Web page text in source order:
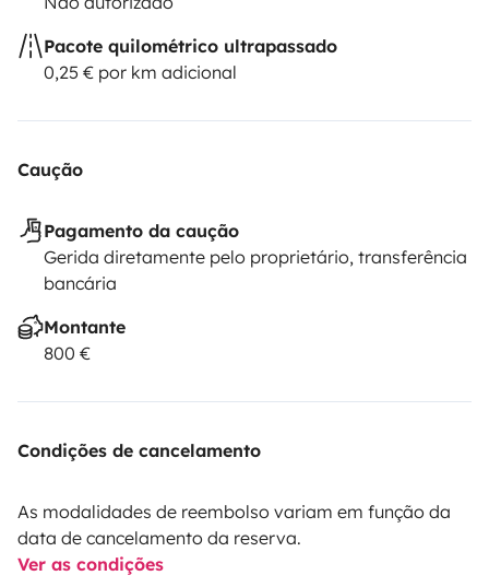
Pacote quilométrico ultrapassado
0,25 € por km adicional
Caução
Pagamento da caução
Gerida diretamente pelo proprietário, transferência
bancária
Montante
800 €
Condições de cancelamento
As modalidades de reembolso variam em função da
data de cancelamento da reserva.
Ver as condições